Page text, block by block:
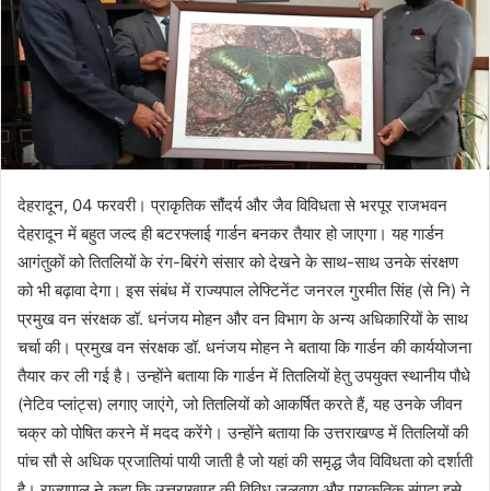
देहरादून, 04 फरवरी। प्राकृतिक सौंदर्य और जैव विविधता से भरपूर राजभवन
देहरादून में बहुत जल्द ही बटरफ्लाई गार्डन बनकर तैयार हो जाएगा। यह गार्डन
आगंतुकों को तितलियों के रंग-बिरंगे संसार को देखने के साथ-साथ उनके संरक्षण
को भी बढ़ावा देगा। इस संबंध में राज्यपाल लेफ्टिनेंट जनरल गुरमीत सिंह (से नि) ने
प्रमुख वन संरक्षक डॉ. धनंजय मोहन और वन विभाग के अन्य अधिकारियों के साथ
चर्चा की। प्रमुख वन संरक्षक डॉ. धनंजय मोहन ने बताया कि गार्डन की कार्ययोजना
तैयार कर ली गई है। उन्होंने बताया कि गार्डन में तितलियों हेतु उपयुक्त स्थानीय पौधे
(नेटिव प्लांट्स) लगाए जाएंगे, जो तितलियों को आकर्षित करते हैं, यह उनके जीवन
चक्र को पोषित करने में मदद करेंगे। उन्होंने बताया कि उत्तराखण्ड में तितलियों की
पांच सौ से अधिक प्रजातियां पायी जाती है जो यहां की समृद्ध जैव विविधता को दर्शाती